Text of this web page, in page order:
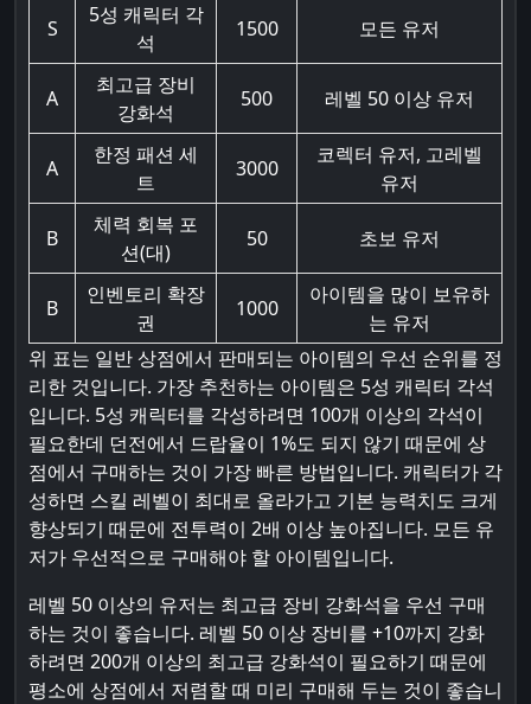
S
5성 캐릭터 각
석
1500 모든 유저
A
최고급 장비
강화석
500 레벨 50 이상 유저
A
한정 패션 세
트
3000
코렉터 유저, 고레벨
유저
B
체력 회복 포
션(대)
50 초보 유저
B
인벤토리 확장
권
1000
아이템을 많이 보유하
는 유저
위 표는 일반 상점에서 판매되는 아이템의 우선 순위를 정
리한 것입니다. 가장 추천하는 아이템은 5성 캐릭터 각석
입니다. 5성 캐릭터를 각성하려면 100개 이상의 각석이
필요한데 던전에서 드랍율이 1%도 되지 않기 때문에 상
점에서 구매하는 것이 가장 빠른 방법입니다. 캐릭터가 각
성하면 스킬 레벨이 최대로 올라가고 기본 능력치도 크게
향상되기 때문에 전투력이 2배 이상 높아집니다. 모든 유
저가 우선적으로 구매해야 할 아이템입니다.
레벨 50 이상의 유저는 최고급 장비 강화석을 우선 구매
하는 것이 좋습니다. 레벨 50 이상 장비를 +10까지 강화
하려면 200개 이상의 최고급 강화석이 필요하기 때문에
평소에 상점에서 저렴할 때 미리 구매해 두는 것이 좋습니